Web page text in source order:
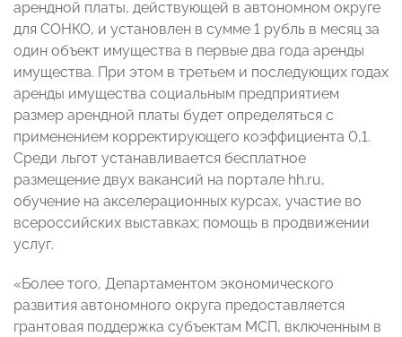
арендной платы, действующей в автономном округе
для СОНКО, и установлен в сумме 1 рубль в месяц за
один объект имущества в первые два года аренды
имущества. При этом в третьем и последующих годах
аренды имущества социальным предприятием
размер арендной платы будет определяться с
применением корректирующего коэффициента 0,1.
Среди льгот устанавливается бесплатное
размещение двух вакансий на портале hh.ru,
обучение на акселерационных курсах, участие во
всероссийских выставках; помощь в продвижении
услуг.
«Более того, Департаментом экономического
развития автономного округа предоставляется
грантовая поддержка субъектам МСП, включенным в